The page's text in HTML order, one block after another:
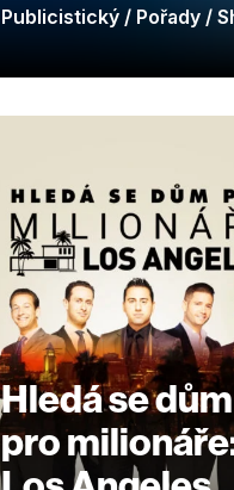
Publicistický / Pořady /
Hledá se dům
pro